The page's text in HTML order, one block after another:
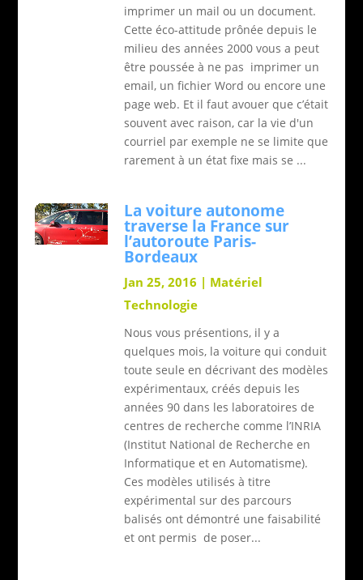
imprimer un mail ou un document.
Cette éco-attitude prônée depuis le
milieu des années 2000 vous a peut
être poussée à ne pas imprimer un
email, un fichier Word ou encore une
page web. Et il faut avouer que c’était
souvent avec raison, car la vie d'un
courriel par exemple ne se limite que
rarement à un état fixe mais se ...
La voiture autonome
traverse la France sur
l’autoroute Paris-
Bordeaux
Jan 25, 2016 | Matériel
Technologie
Nous vous présentions, il y a
quelques mois, la voiture qui conduit
toute seule en décrivant des modèles
expérimentaux, créés depuis les
années 90 dans les laboratoires de
centres de recherche comme l’INRIA
(Institut National de Recherche en
Informatique et en Automatisme).
Ces modèles utilisés à titre
expérimental sur des parcours
balisés ont démontré une faisabilité
et ont permis de poser...